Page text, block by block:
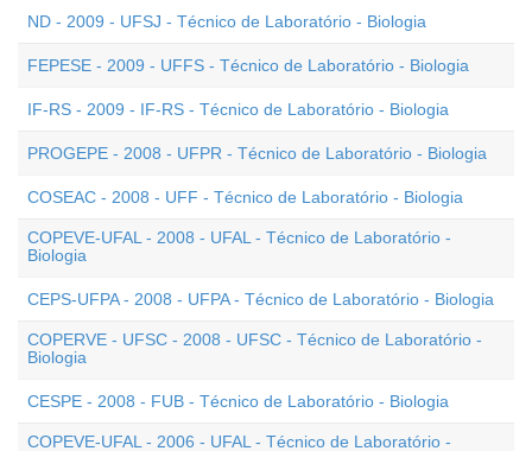
ND - 2009 - UFSJ - Técnico de Laboratório - Biologia
FEPESE - 2009 - UFFS - Técnico de Laboratório - Biologia
IF-RS - 2009 - IF-RS - Técnico de Laboratório - Biologia
PROGEPE - 2008 - UFPR - Técnico de Laboratório - Biologia
COSEAC - 2008 - UFF - Técnico de Laboratório - Biologia
COPEVE-UFAL - 2008 - UFAL - Técnico de Laboratório -
Biologia
CEPS-UFPA - 2008 - UFPA - Técnico de Laboratório - Biologia
COPERVE - UFSC - 2008 - UFSC - Técnico de Laboratório -
Biologia
CESPE - 2008 - FUB - Técnico de Laboratório - Biologia
COPEVE-UFAL - 2006 - UFAL - Técnico de Laboratório -